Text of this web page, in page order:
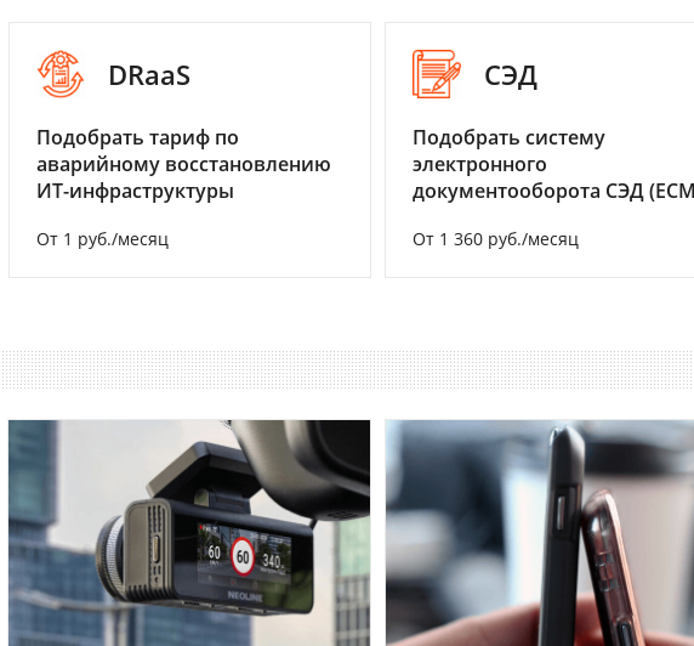
DRaaS
Подобрать тариф по
аварийному восстановлению
ИТ-инфраструктуры
От 1 руб./месяц
СЭД
Подобрать систему
электронного
документооборота СЭД
От 1 360 руб./месяц